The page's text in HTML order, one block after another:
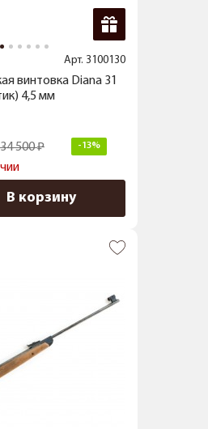
Арт. 3100130
винтовка Diana 31
4,5 мм
34 500 -13%
В корзину